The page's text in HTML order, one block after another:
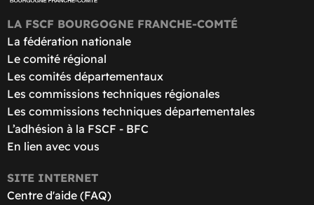
LA FSCF BOURGOGNE FRANCHE-COMTÉ
La fédération nationale
Le comité régional
Les comités départementaux
Les commissions techniques régionales
Les commissions techniques départementales
L’adhésion à la FSCF - BFC
En lien avec vous
SITE INTERNET
Centre d'aide (FAQ)